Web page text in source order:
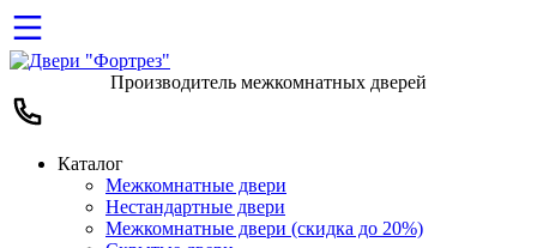
Производитель межкомнатных дверей
Каталог
Межкомнатные двери
Нестандартные двери
Межкомнатные двери (скидка до 20%)